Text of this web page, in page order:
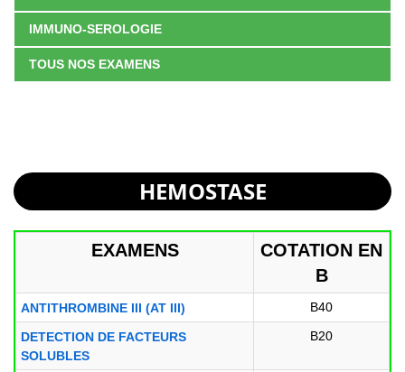
IMMUNO-SEROLOGIE
TOUS NOS EXAMENS
HEMOSTASE
EXAMENS
COTATION EN
B
ANTITHROMBINE III (AT III) B40
DETECTION DE FACTEURS
SOLUBLES
B20